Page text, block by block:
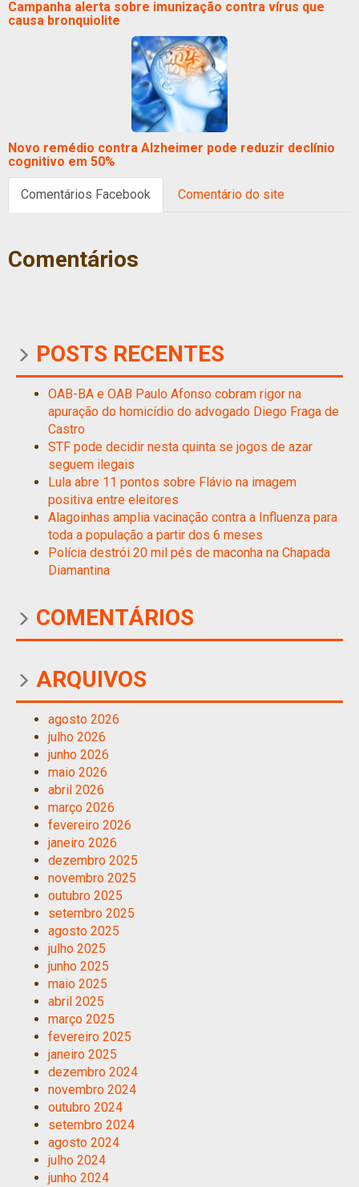
Campanha alerta sobre imunização contra vírus que
causa bronquiolite
Novo remédio contra Alzheimer pode reduzir declínio
cognitivo em 50%
Comentários Facebook Comentário do site
Comentários
POSTS RECENTES
OAB-BA e OAB Paulo Afonso cobram rigor na
apuração do homicídio do advogado Diego Fraga de
Castro
STF pode decidir nesta quinta se jogos de azar
seguem ilegais
Lula abre 11 pontos sobre Flávio na imagem
positiva entre eleitores
Alagoinhas amplia vacinação contra a Influenza para
toda a população a partir dos 6 meses
Polícia destrói 20 mil pés de maconha na Chapada
Diamantina
COMENTÁRIOS
ARQUIVOS
agosto 2026
julho 2026
junho 2026
maio 2026
abril 2026
março 2026
fevereiro 2026
janeiro 2026
dezembro 2025
novembro 2025
outubro 2025
setembro 2025
agosto 2025
julho 2025
junho 2025
maio 2025
abril 2025
março 2025
fevereiro 2025
janeiro 2025
dezembro 2024
novembro 2024
outubro 2024
setembro 2024
agosto 2024
julho 2024
junho 2024